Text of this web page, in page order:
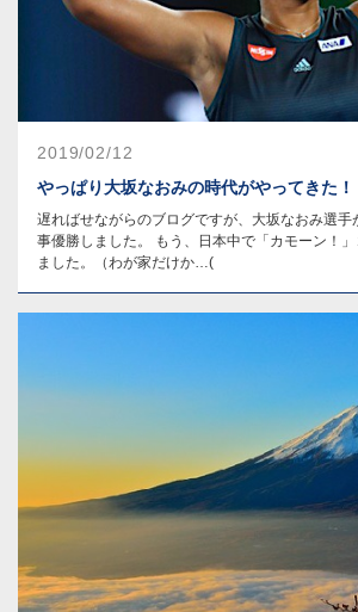
2019/02/12
やっぱり大坂なおみの時代がやってきた！
遅ればせながらのブログですが、大坂なおみ選手
事優勝しました。 もう、日本中で「カモーン！
ました。（わが家だけか…(